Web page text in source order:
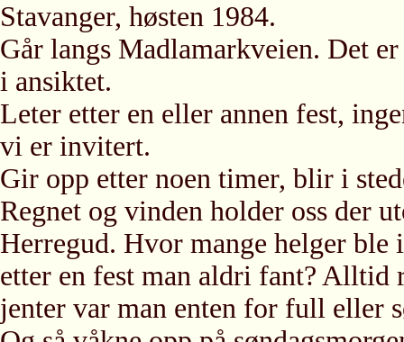
Stavanger, høsten 1984.
Går langs Madlamarkveien. Det
i ansiktet.
Leter etter en eller annen fest,
vi er invitert.
Gir opp etter noen timer, blir i
Regnet og vinden holder oss der
Herregud. Hvor mange helger ble
etter en fest man aldri fant?
jenter var man enten for full eller